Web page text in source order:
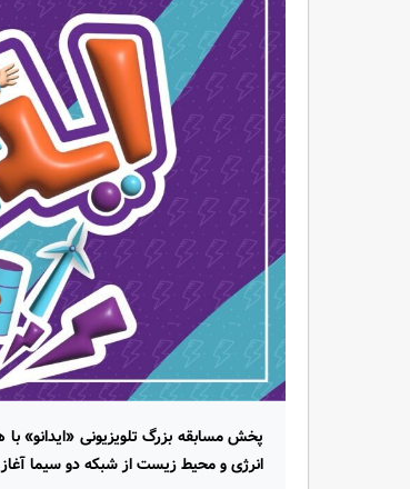
پخش مسابقه بزرگ تلویزیونی «ایدانو»
انرژی و محیط زیست از شبکه دو سیما